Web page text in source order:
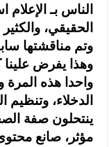
الناس بـ
الحقيقي،
وتم مناقشتها
وهذا يفرض
واحدا هذه المرة
الدخلاء،
ينتحلون صفة
مؤثر، صانع